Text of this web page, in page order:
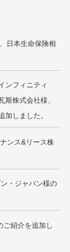
日本生命保険相
ンフィニティ
株式会社様、
加しました。
ンス&リース株
・ジャパン様の
ご紹介を追加し